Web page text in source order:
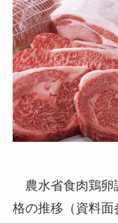
農水省食肉鶏卵
格の推移（資料面